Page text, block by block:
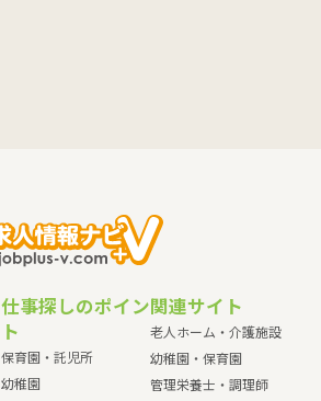
仕事探しのポイン
ト
保育園・託児所
幼稚園
関連サイト
老人ホーム・介護施設
幼稚園・保育園
管理栄養士・調理師